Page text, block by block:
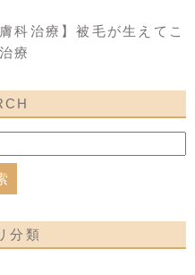
科治療】被毛が生えてこ
療
分類